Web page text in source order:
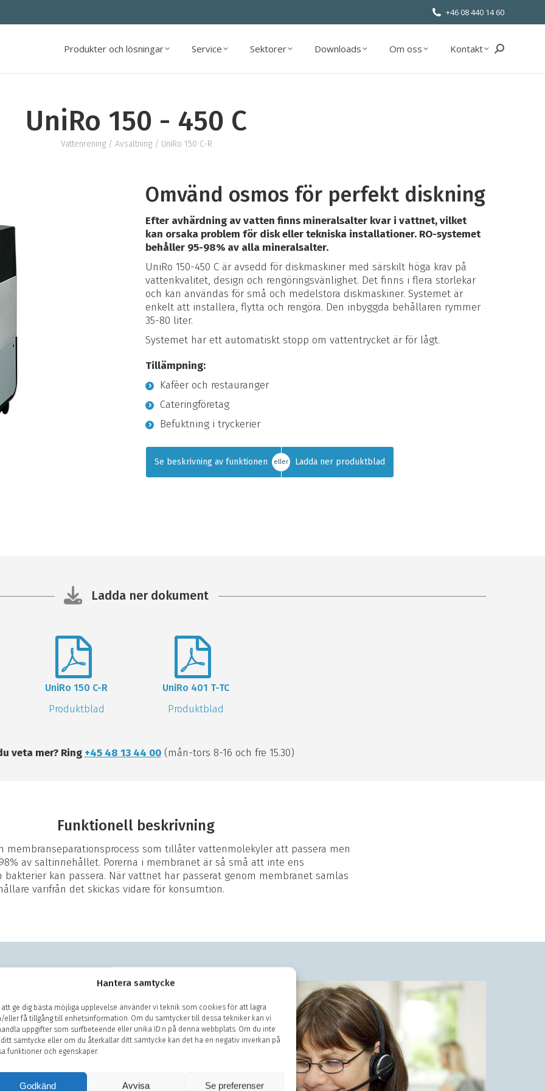
Hantera samtycke
att ge dig bästa möjliga upplevelse använder vi teknik som cookies för att lagra
eller få tillgång till enhetsinformation. Om du samtycker till dessa tekniker kan vi
uppgifter som surfbeteende eller unika ID:n på denna webbplats. Om du inte
ditt samtycke eller om du återkallar ditt samtycke kan det ha en negativ inverkan på
funktioner och egenskaper.
Godkänd Avvisa Se preferenser
+46 08 440 14 60
Produkter och lösningar Service Sektorer Downloads Om oss Kontakt Sök:
UniRo 150 - 450 C
Vattenrening/ Avsaltning/ UniRo 150 C-R
Omvänd osmos för perfekt diskning
Efter avhärdning av vatten finns mineralsalter kvar i vattnet, vilket
kan orsaka problem för disk eller tekniska installationer. RO-systemet
behåller 95-98% av alla mineralsalter.
UniRo 150-450 C är avsedd för diskmaskiner med särskilt höga krav på
vattenkvalitet, design och rengöringsvänlighet. Det finns i flera storlekar
och kan användas för små och medelstora diskmaskiner. Systemet är
enkelt att installera, flytta och rengöra. Den inbyggda behållaren rymmer
35-80 liter.
Systemet har ett automatiskt stopp om vattentrycket är för lågt.
Tillämpning:
Kaféer och restauranger
Cateringföretag
Befuktning i tryckerier
Se beskrivning av funktionen eller Ladda ner produktblad
Ladda ner dokument
UniRo 150 C-R
Produktblad
UniRo 401 T-TC
Produktblad
veta mer? Ring +45 48 13 44 00(mån-tors 8-16 och fre 15.30)
Funktionell beskrivning
membranseparationsprocess som tillåter vattenmolekyler att passera men
av saltinnehållet. Porerna i membranet är så små att inte ens
bakterier kan passera. När vattnet har passerat genom membranet samlas
varifrån det skickas vidare för konsumtion.
är redo med
av en av våra
Kontakt Sök: